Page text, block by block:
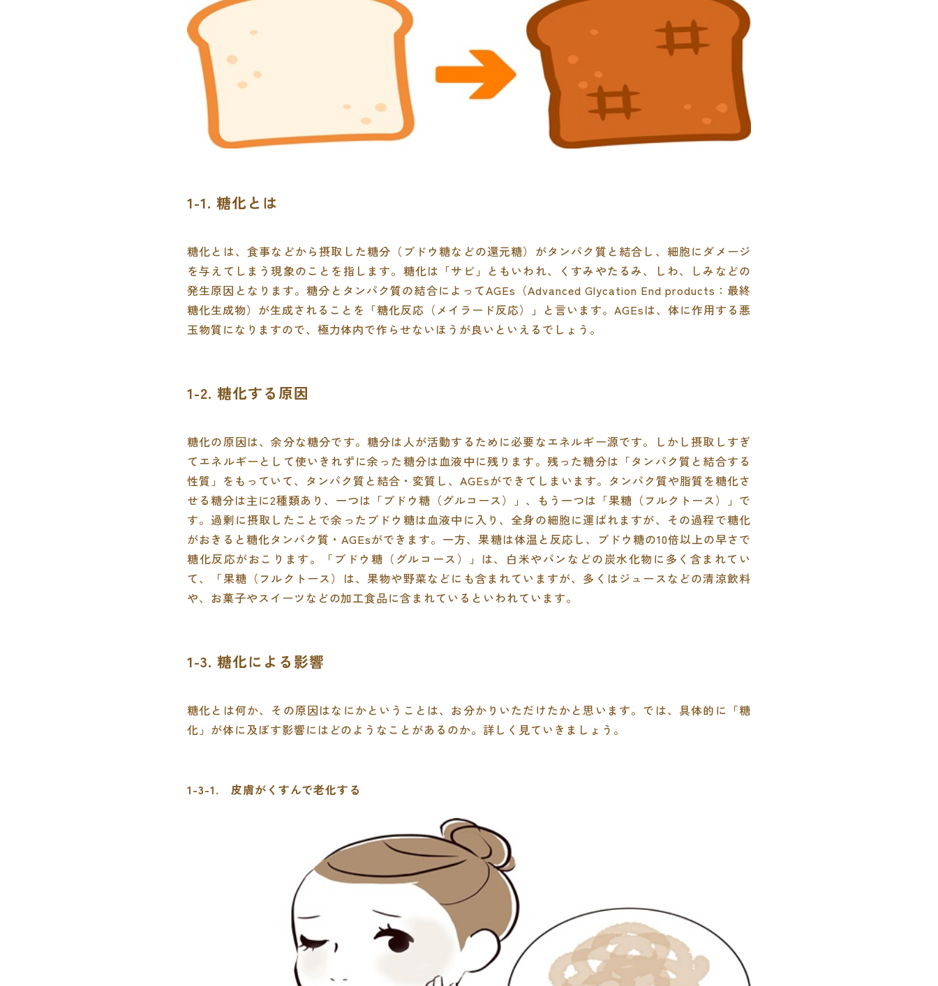
1-1. 糖化とは
糖化とは、食事などから摂取した糖分（ブドウ糖などの還元糖）がタンパク質と結合し、細胞にダメージ
を与えてしまう現象のことを指します。糖化は「サビ」ともいわれ、くすみやたるみ、しわ、しみなどの
発生原因となります。糖分とタンパク質の結合によってAGEs（Advanced Glycation End products：最終
糖化生成物）が生成されることを「糖化反応（メイラード反応）」と言います。AGEsは、体に作用する悪
玉物質になりますので、極力体内で作らせないほうが良いといえるでしょう。
1-2. 糖化する原因
糖化の原因は、余分な糖分です。糖分は人が活動するために必要なエネルギー源です。しかし摂取しすぎ
てエネルギーとして使いきれずに余った糖分は血液中に残ります。残った糖分は「タンパク質と結合する
性質」をもっていて、タンパク質と結合・変質し、AGEsができてしまいます。タンパク質や脂質を糖化さ
せる糖分は主に2種類あり、一つは「ブドウ糖（グルコース）」、もう一つは「果糖（フルクトース）」で
す。過剰に摂取したことで余ったブドウ糖は血液中に入り、全身の細胞に運ばれますが、その過程で糖化
がおきると糖化タンパク質・AGEsができます。一方、果糖は体温と反応し、ブドウ糖の10倍以上の早さで
糖化反応がおこります。「ブドウ糖（グルコース）」は、白米やパンなどの炭水化物に多く含まれてい
て、「果糖（フルクトース）は、果物や野菜などにも含まれていますが、多くはジュースなどの清涼飲料
や、お菓子やスイーツなどの加工食品に含まれているといわれています。
1-3. 糖化による影響
糖化とは何か、その原因はなにかということは、お分かりいただけたかと思います。では、具体的に「糖
化」が体に及ぼす影響にはどのようなことがあるのか。詳しく見ていきましょう。
1-3-1. 皮膚がくすんで老化する